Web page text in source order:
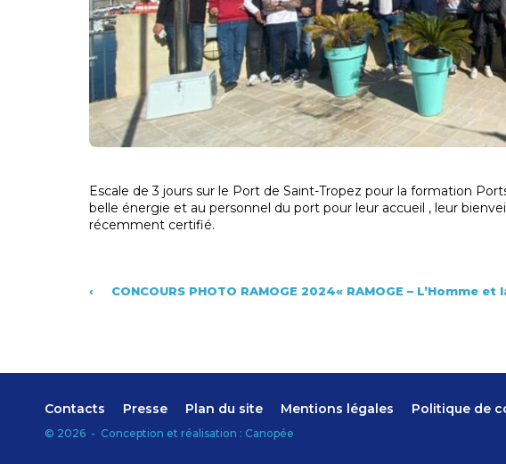
Escale de 3 jours sur le Port de Saint-Tropez pour la formation
belle énergie et au personnel du port pour leur accueil , leur
récemment certifié.
‹ CONCOURS PHOTO RAMOGE 2024« RAMOGE – L’Homme et
Contacts Presse Plan du site Mentions légales Politique de
© 2026 - Conception et réalisation : Canopée